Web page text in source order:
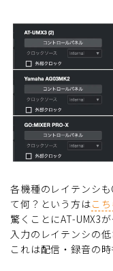
各機種のレイテンシ
て何？という方はこ
驚くことにAT-UMX3
入力のレイテンシの
これは配信・録音の